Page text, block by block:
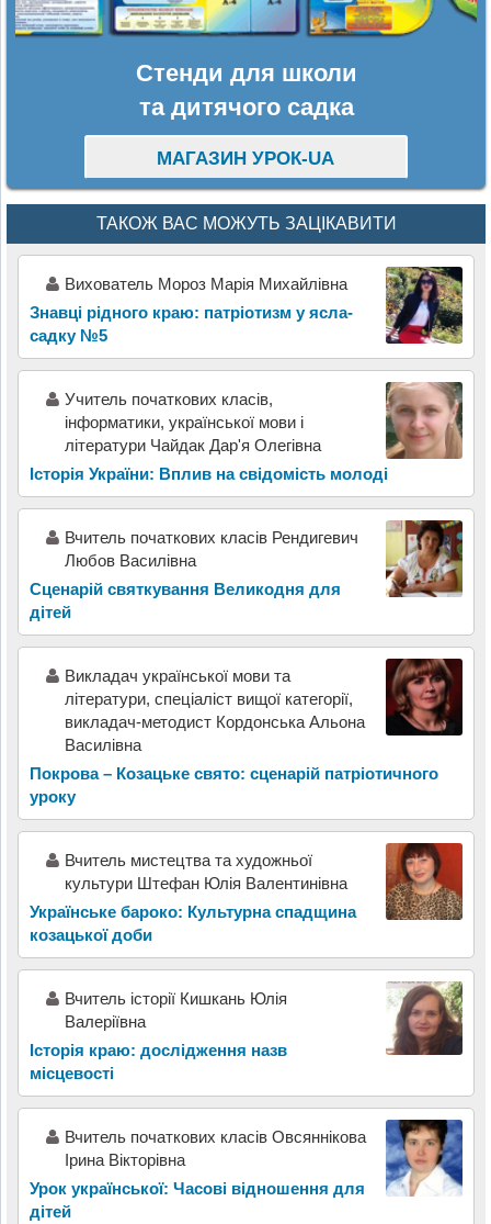
Стенди для школи
та дитячого садка
МАГАЗИН УРОК-UA
ТАКОЖ ВАС МОЖУТЬ ЗАЦІКАВИТИ
Вихователь Мороз Марія Михайлівна
Знавці рідного краю: патріотизм у ясла-
садку №5
Учитель початкових класів,
інформатики, української мови і
літератури Чайдак Дар'я Олегівна
Історія України: Вплив на свідомість молоді
Вчитель початкових класів Рендигевич
Любов Василівна
Сценарій святкування Великодня для
дітей
Викладач української мови та
літератури, спеціаліст вищої категорії,
викладач-методист Кордонська Альона
Василівна
Покрова – Козацьке свято: сценарій патріотичного
уроку
Вчитель мистецтва та художньої
культури Штефан Юлія Валентинівна
Українське бароко: Культурна спадщина
козацької доби
Вчитель історії Кишкань Юлія
Валеріївна
Історія краю: дослідження назв
місцевості
Вчитель початкових класів Овсяннікова
Ірина Вікторівна
Урок української: Часові відношення для
дітей